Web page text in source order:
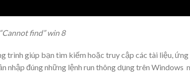
find” win 8
trình giúp bạn tìm kiếm hoặc truy cập các tài liệu, ứng
nhập đúng những lệnh run thông dụng trên Windows